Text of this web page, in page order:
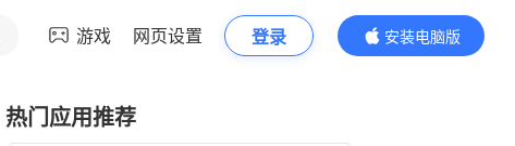
游戏 网页设置 登录
安装电脑版
内容更精彩
热门应用推荐